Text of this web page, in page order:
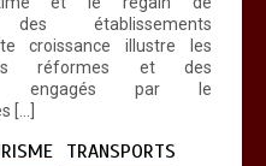
des établissements
croissance illustre les
réformes et des
engagés par le
[…]
TRANSPORTS